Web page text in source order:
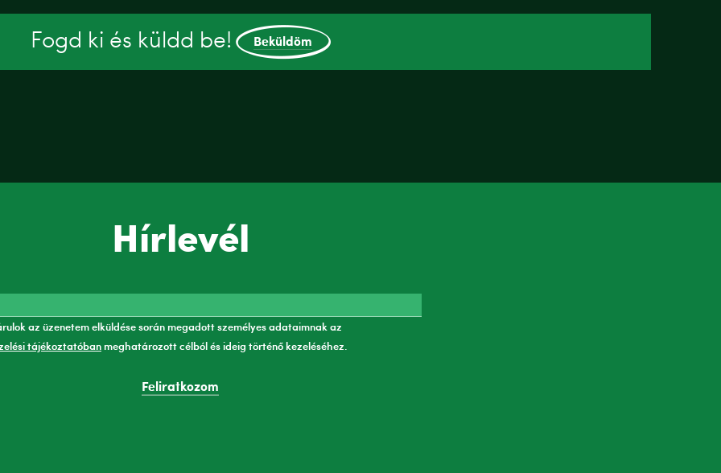
Fogd ki és küldd be! Beküldöm
Hírlevél
az üzenetem elküldése során megadott személyes adataimnak az
tájékoztatóbanmeghatározott célból és ideig történő kezeléséhez.
Feliratkozom